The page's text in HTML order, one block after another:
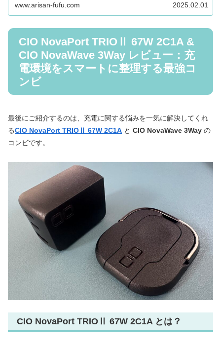
www.arisan-fufu.com 2025.02.01
CIO NovaPort TRIOⅡ 67W 2C1A &
CIO NovaWave 3Way レビュー：充
電環境をスマートに整理する最強コ
ンビ
最後にご紹介するのは、充電に関する悩みを一気に解決してくれ
るCIO NovaPort TRIOⅡ 67W 2C1A と CIO NovaWave 3Way の
コンビです。
CIO NovaPort TRIOⅡ 67W 2C1A とは？